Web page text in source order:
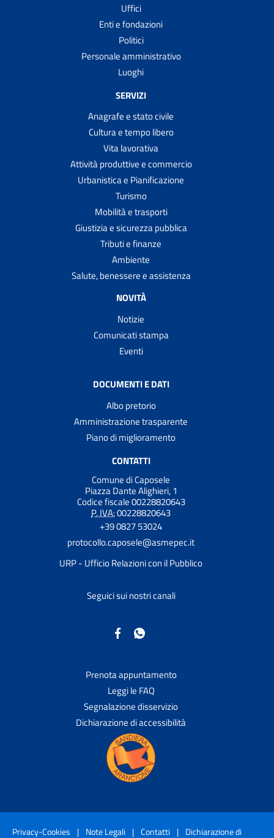
Uffici
Enti e fondazioni
Politici
Personale amministrativo
Luoghi
SERVIZI
Anagrafe e stato civile
Cultura e tempo libero
Vita lavorativa
Attività produttive e commercio
Urbanistica e Pianificazione
Turismo
Mobilità e trasporti
Giustizia e sicurezza pubblica
Tributi e finanze
Ambiente
Salute, benessere e assistenza
NOVITÀ
Notizie
Comunicati stampa
Eventi
DOCUMENTI E DATI
Albo pretorio
Amministrazione trasparente
Piano di miglioramento
CONTATTI
Comune di Caposele
Piazza Dante Alighieri, 1
Codice fiscale 00228820643
P. IVA:00228820643
+39 0827 53024
protocollo.caposele@asmepec.it
URP - Ufficio Relazioni con il Pubblico
Seguici sui nostri canali
Prenota appuntamento
Leggi le FAQ
Segnalazione disservizio
Dichiarazione di accessibilità
Privacy-Cookies | Note Legali | Contatti | Dichiarazione di